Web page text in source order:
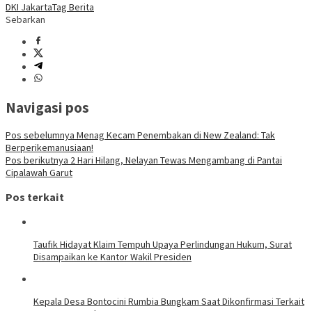
DKI JakartaTag Berita
Sebarkan
Navigasi pos
Pos sebelumnya Menag Kecam Penembakan di New Zealand: Tak
Berperikemanusiaan!
Pos berikutnya 2 Hari Hilang, Nelayan Tewas Mengambang di Pantai
Cipalawah Garut
Pos terkait
Taufik Hidayat Klaim Tempuh Upaya Perlindungan Hukum, Surat
Disampaikan ke Kantor Wakil Presiden
Kepala Desa Bontocini Rumbia Bungkam Saat Dikonfirmasi Terkait